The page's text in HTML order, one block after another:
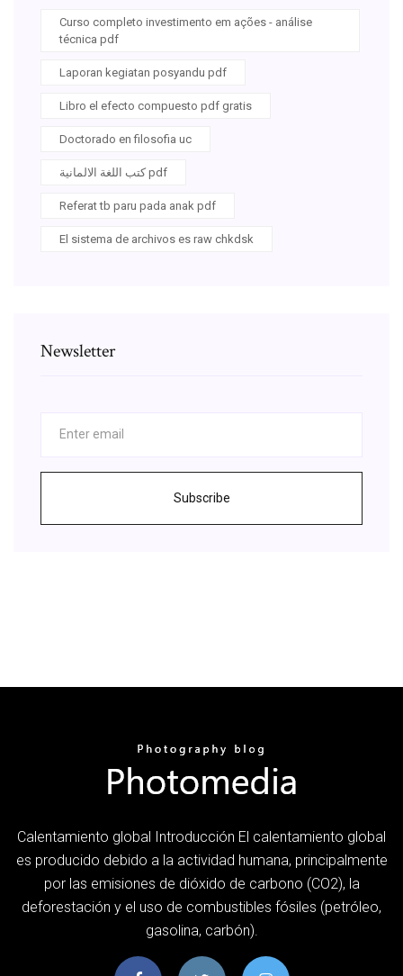
Curso completo investimento em ações - análise
técnica pdf
Laporan kegiatan posyandu pdf
Libro el efecto compuesto pdf gratis
Doctorado en filosofia uc
كتب اللغة الالمانية pdf
Referat tb paru pada anak pdf
El sistema de archivos es raw chkdsk
Newsletter
Subscribe
Calentamiento global Introducción El calentamiento global
es producido debido a la actividad humana, principalmente
por las emisiones de dióxido de carbono (CO2), la
deforestación y el uso de combustibles fósiles (petróleo,
gasolina, carbón).